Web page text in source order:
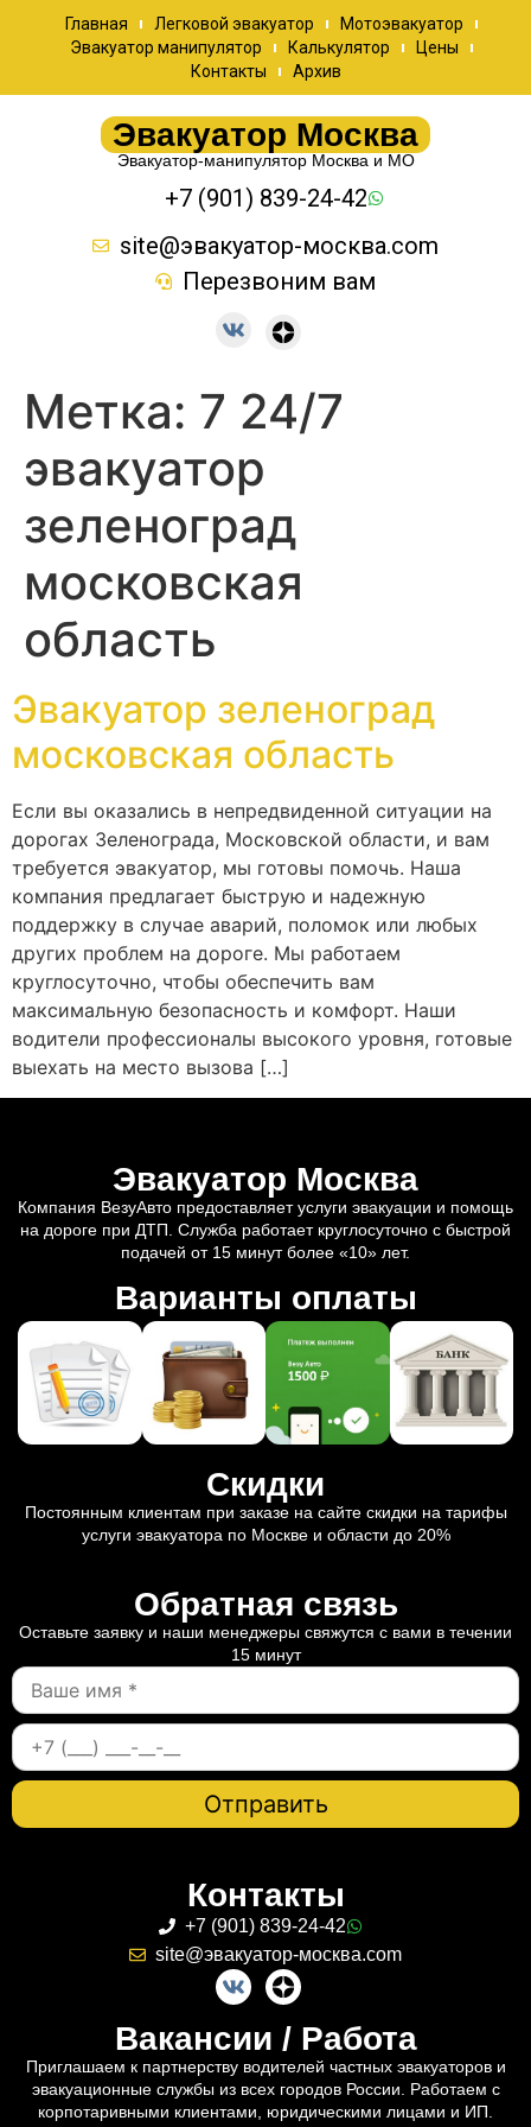
Главная Легковой эвакуатор
Мотоэвакуатор
Эвакуатор манипулятор
Калькулятор
Цены
Контакты
Архив
Эвакуатор Москва
Эвакуатор-манипулятор Москва и МО
+7 (901) 839-24-42
site@эвакуатор-москва.com
Перезвоним вам
Метка: 7 24/7
эвакуатор
зеленоград
московская
область
Эвакуатор зеленоград
московская область
Если вы оказались в непредвиденной ситуации на
дорогах Зеленограда, Московской области, и вам
требуется эвакуатор, мы готовы помочь. Наша
компания предлагает быструю и надежную
поддержку в случае аварий, поломок или любых
других проблем на дороге. Мы работаем
круглосуточно, чтобы обеспечить вам
максимальную безопасность и комфорт. Наши
водители профессионалы высокого уровня, готовые
выехать на место вызова […]
Эвакуатор Москва
Компания ВезуАвто предоставляет услуги эвакуации и помощь
на дороге при ДТП. Служба работает круглосуточно с быстрой
подачей от 15 минут более «10» лет.
Варианты оплаты
Скидки
Постоянным клиентам при заказе на сайте скидки на тарифы
услуги эвакуатора по Москве и области до 20%
Обратная связь
Оставьте заявку и наши менеджеры свяжутся с вами в течении
15 минут
Контакты
+7 (901) 839-24-42
site@эвакуатор-москва.com
Вакансии / Работа
Приглашаем к партнерству водителей частных эвакуаторов и
эвакуационные службы из всех городов России. Работаем с
корпотаривными клиентами, юридическими лицами и ИП.